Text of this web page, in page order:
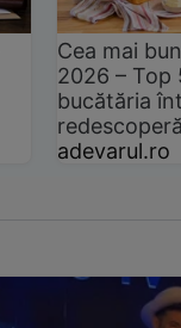
Cea mai
2026 –
bucătăria
adevarul.ro